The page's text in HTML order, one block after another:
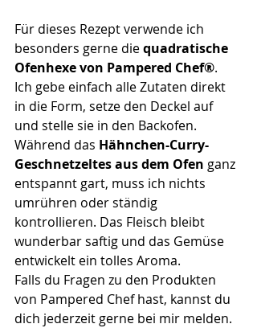
Für dieses Rezept verwende ich
besonders gerne die quadratische
Ofenhexe von Pampered Chef®.
Ich gebe einfach alle Zutaten direkt
in die Form, setze den Deckel auf
und stelle sie in den Backofen.
Während das Hähnchen-Curry-
Geschnetzeltes aus dem Ofen ganz
entspannt gart, muss ich nichts
umrühren oder ständig
kontrollieren. Das Fleisch bleibt
wunderbar saftig und das Gemüse
entwickelt ein tolles Aroma.
Falls du Fragen zu den Produkten
von Pampered Chef hast, kannst du
dich jederzeit gerne bei mir melden.